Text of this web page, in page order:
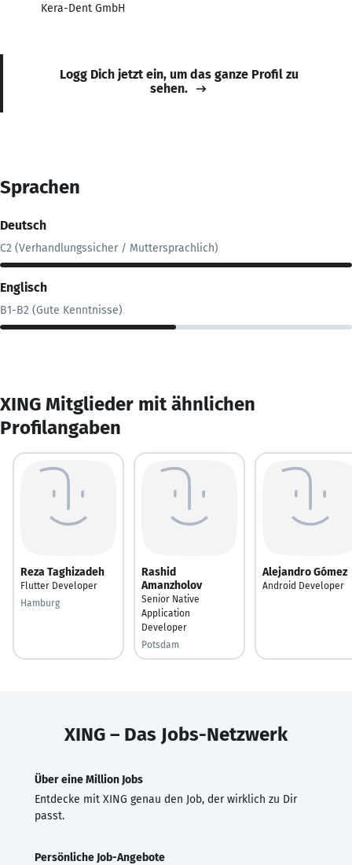
Kera-Dent GmbH
Logg Dich jetzt ein, um das ganze Profil zu
sehen.
Sprachen
Deutsch
C2 (Verhandlungssicher / Muttersprachlich)
Englisch
B1-B2 (Gute Kenntnisse)
XING Mitglieder mit ähnlichen
Profilangaben
Reza Taghizadeh
Flutter Developer
Hamburg
Rashid
Amanzholov
Senior Native
Application
Developer
Potsdam
Alejandro Gómez
Android Developer
XING – Das Jobs-Netzwerk
Über eine Million Jobs
Entdecke mit XING genau den Job, der wirklich zu Dir
passt.
Persönliche Job-Angebote